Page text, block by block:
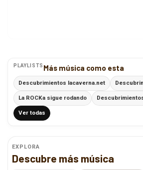
PLAYLISTS Más música como esta
Descubrimientos lacaverna.net
La ROCKa sigue rodando
Ver todas
EXPLORA
Descubre más música